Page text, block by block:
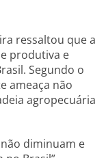
ressaltou que a
produtiva e
Segundo o
ameaça não
agropecuária
diminuam e